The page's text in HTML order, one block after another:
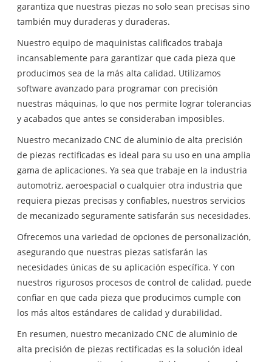
garantiza que nuestras piezas no solo sean precisas sino
también muy duraderas y duraderas.
Nuestro equipo de maquinistas calificados trabaja
incansablemente para garantizar que cada pieza que
producimos sea de la más alta calidad. Utilizamos
software avanzado para programar con precisión
nuestras máquinas, lo que nos permite lograr tolerancias
y acabados que antes se consideraban imposibles.
Nuestro mecanizado CNC de aluminio de alta precisión
de piezas rectificadas es ideal para su uso en una amplia
gama de aplicaciones. Ya sea que trabaje en la industria
automotriz, aeroespacial o cualquier otra industria que
requiera piezas precisas y confiables, nuestros servicios
de mecanizado seguramente satisfarán sus necesidades.
Ofrecemos una variedad de opciones de personalización,
asegurando que nuestras piezas satisfarán las
necesidades únicas de su aplicación específica. Y con
nuestros rigurosos procesos de control de calidad, puede
confiar en que cada pieza que producimos cumple con
los más altos estándares de calidad y durabilidad.
En resumen, nuestro mecanizado CNC de aluminio de
alta precisión de piezas rectificadas es la solución ideal